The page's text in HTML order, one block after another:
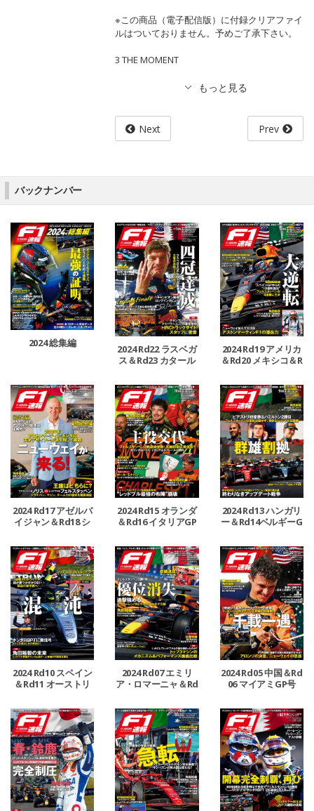
※この商品（電子配信版）に付録クリアファイ
ルはついておりません。予めご了承下さい。
3 THE MOMENT
Next Prev
バックナンバー
2024 総集編
2024 Rd22 ラスベガ
ス＆Rd23 カタール
＆Rd24 アブダビGP
号
2024 Rd19 アメリカ
＆Rd20 メキシコ＆R
d21 ブラジルGP号
2024 Rd17 アゼルバ
イジャン＆Rd18 シ
2024 Rd15 オランダ
＆Rd16 イタリアGP
2024 Rd13 ハンガリ
ー＆Rd14ベルギーG
2024 Rd10 スペイン
＆Rd11 オーストリ
P号
2024 Rd07 エミリ
ア・ロマーニャ＆Rd
ナダGP号
2024 Rd05 中国＆Rd
06 マイアミGP号